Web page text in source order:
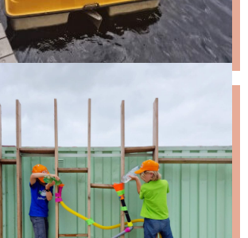
MISSEN?
de nieuwsbrief, dan stuur ik je
per maand een leuke mail.
in en klik op de knop: